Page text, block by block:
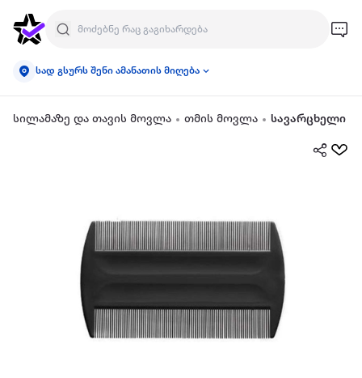
სად გსურს შენი ამანათის მიღება
სილამაზე და თავის მოვლა თმის მოვლა სავარცხელი